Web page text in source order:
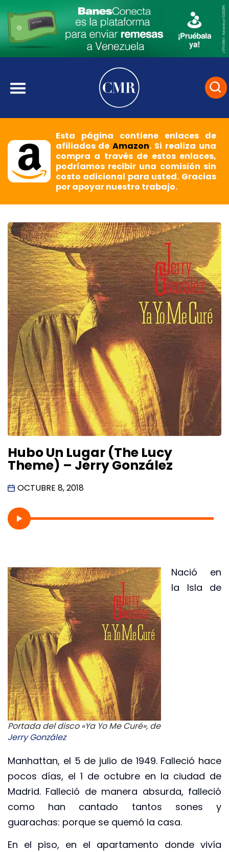
Esta página contiene enlaces de
afiliados deAmazon. Si realiza una
compra a través de estos enlaces,
podríamos recibir una comisión sin
costo adicional para usted. Gracias
por apoyar nuestro trabajo.
Hubo Un Lugar (The Lucy
Theme) – Jerry González
OCTUBRE 8, 2018
Portada del disco «Ya Yo Me Curé», de
Jerry González
Nació en
la Isla de
Manhattan, el 5 de julio de 1949. Falleció hace
pocos días, el 1 de octubre en la ciudad de
Madrid. Falleció de manera absurda, falleció
como han cantado tantos sones y
guarachas: porque se quemó la casa.
En el piso, en el apartamento donde vivía